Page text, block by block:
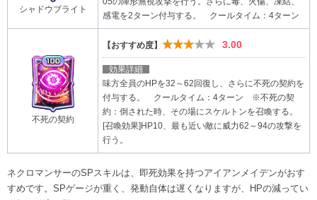
シャドウブライト
感電を2ターン付与する。 クールタイム：4ターン
不死の契約
【おすすめ度】 ★★★★★ 3.00
効果詳細
味方全員のHPを32～62回復し、さらに不死の契約を
付与する。 クールタイム：4ターン ※不死の契
約：倒された時、その場にスケルトンを召喚する。
[召喚効果]HP10、最も近い敵に威力62～94の攻撃を
行う。
ネクロマンサーのSPスキルは、即死効果を持つアイアンメイデンがおす
すめです。SPゲージが重く、発動自体は遅くなりますが、HPの減ってい